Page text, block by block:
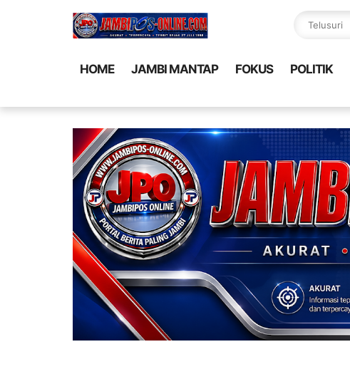
HOME JAMBI MANTAP FOKUS POLITIK